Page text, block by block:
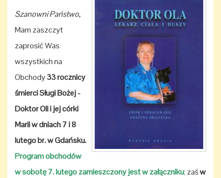
Szanowni Państwo,
Mam zaszczyt
zaprosić Was
wszystkich na
Obchody33 rocznicy
śmierci Sługi Bożej -
Doktor Oli i jej córki
Marii w dniach 7 i 8
lutego br. w Gdańsku.
Program obchodów
w sobotę 7. lutegozamieszczony jest w załączniku; zaśw